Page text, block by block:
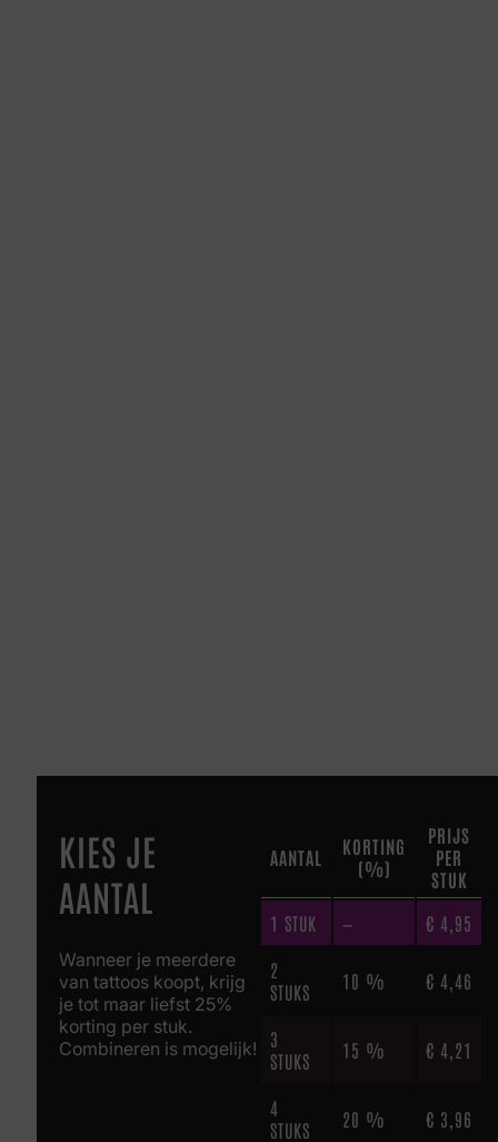
KIES JE
AANTAL
Wanneer je meerdere
van tattoos koopt, krijg
je tot maar liefst 25%
korting per stuk.
Combineren is mogelijk!
AANTAL
KORTING
(%)
PRIJS
PER
STUK
1 STUK — € 4,95
2
STUKS
10 % € 4,46
3
STUKS
15 % € 4,21
4
STUKS
20 % € 3,96